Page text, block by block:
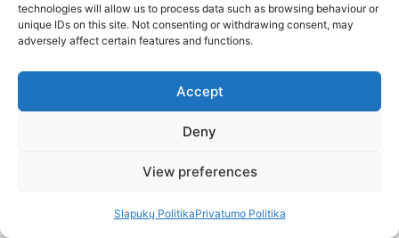
technologies will allow us to process data such as browsing behaviour or
unique IDs on this site. Not consenting or withdrawing consent, may
adversely affect certain features and functions.
Accept
Deny
View preferences
Slapukų PolitikaPrivatumo Politika
kuriuose gali būti nepageidaujamų teršalų –
apie tai rašomaNCCIH informacijoje apie
Tai viena priežasčių, kodėl papildų kokybė ir
gydytojo konsultacija čia ypač svarbios.
Dažniausios klaidos